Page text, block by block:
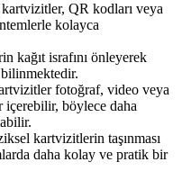
QR kodları veya
kolayca
kağıt israfını önleyerek
fotoğraf, video veya
böylece daha
kartvizitlerin taşınması
daha kolay ve pratik bir